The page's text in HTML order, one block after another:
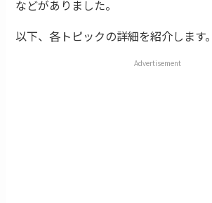
などがありました。
以下、各トピックの詳細を紹介します。
Advertisement